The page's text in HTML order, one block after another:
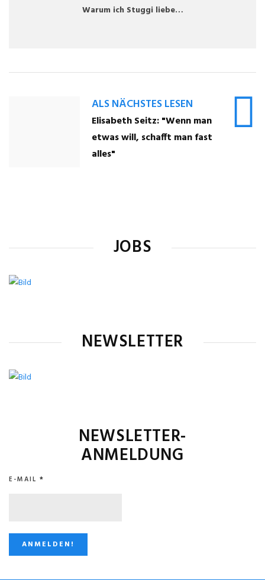
Warum ich Stuggi liebe…
ALS NÄCHSTES LESEN
Elisabeth Seitz: "Wenn man
etwas will, schafft man fast
alles"
JOBS
NEWSLETTER
NEWSLETTER-
ANMELDUNG
E-MAIL *